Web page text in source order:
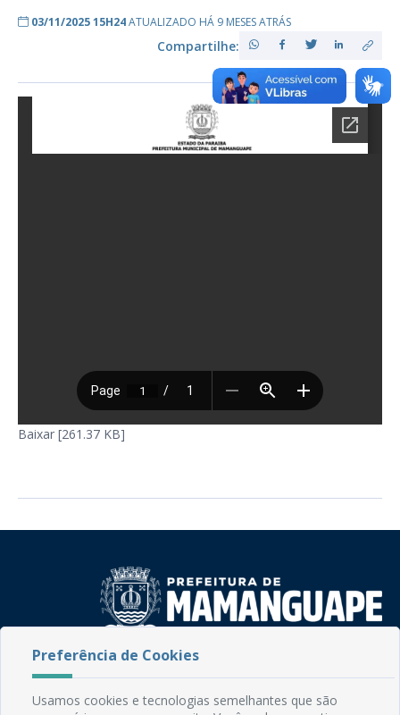
03/11/2025 15H24ATUALIZADO HÁ 9 MESES ATRÁS
Compartilhe:
Baixar [261.37 KB]
Rua do Imperador, 78, Centro
CEP: 58.280-000 - Mamanguape/PB
Fone: (83) 3292-2246
Preferência de Cookies
Usamos cookies e tecnologias semelhantes que são